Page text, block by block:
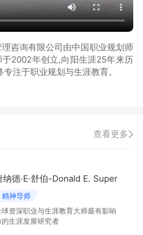
咨询有限公司由中国职业规划师
2002年创立,向阳生涯25年来历
注于职业规划与生涯教育。
查看更多
纳德·E·舒伯-Donald E. Super
精神导师
球资深职业与生涯教育大师最有影响
的生涯发展研究者